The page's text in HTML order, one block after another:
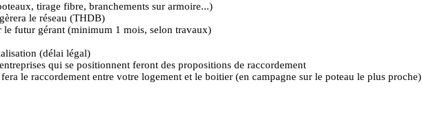
tirage fibre, branchements sur armoire...)
le réseau (THDB)
futur gérant (minimum 1 mois, selon travaux)
(délai légal)
qui se positionnent feront des propositions de raccordement
le raccordement entre votre logement et le boitier (en campagne sur le poteau le plus proche)